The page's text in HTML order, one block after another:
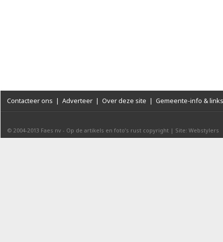
Contacteer ons | Adverteer | Over deze site | Gemeente-info & links
© 2004-2013 Faes nv - Op de artikels en foto’s rust copyright | Site: Webstylers